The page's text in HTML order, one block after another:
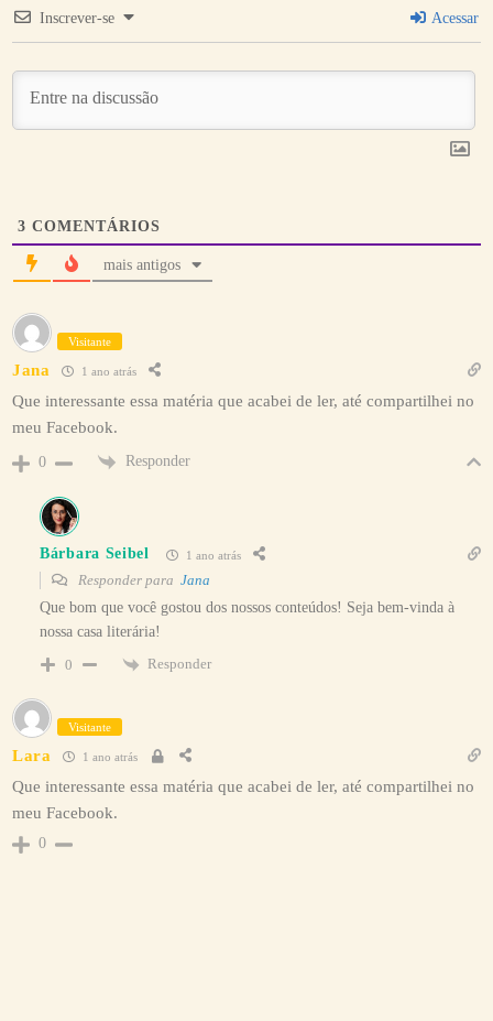
Inscrever-se Acessar
3 COMENTÁRIOS
mais antigos
Visitante
Jana 1 ano atrás
Que interessante essa matéria que acabei de ler, até compartilhei no
meu Facebook.
0 Responder
Bárbara Seibel 1 ano atrás
Responder para Jana
Que bom que você gostou dos nossos conteúdos! Seja bem-vinda à
nossa casa literária!
0
Responder
Visitante
Lara 1 ano atrás
Que interessante essa matéria que acabei de ler, até compartilhei no
meu Facebook.
0